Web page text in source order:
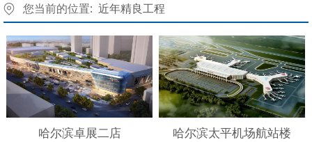
您当前的位置: 近年精良工程
哈尔滨卓展二店 哈尔滨太平机场航站楼